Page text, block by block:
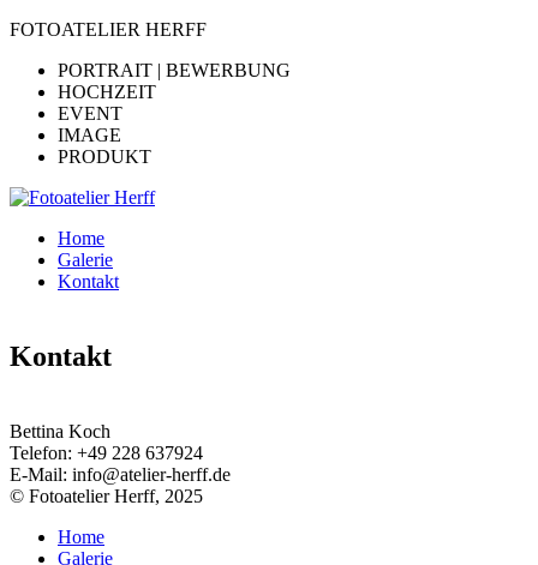
FOTOATELIER HERFF
PORTRAIT | BEWERBUNG
HOCHZEIT
EVENT
IMAGE
PRODUKT
Home
Galerie
Kontakt
Kontakt
Bettina Koch
Telefon: +49 228 637924
E-Mail: info@atelier-herff.de
© Fotoatelier Herff, 2025
Home
Galerie